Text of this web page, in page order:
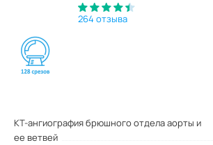
264 отзыва
КТ-ангиография брюшного отдела аорты и
ее ветвей